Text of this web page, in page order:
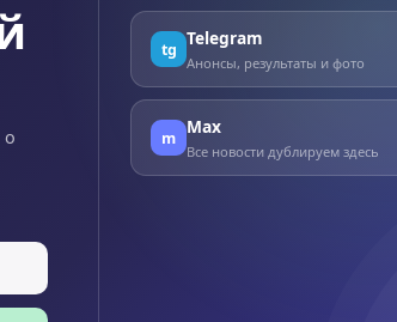
о
tg Telegram
Анонсы, результаты и фото
m Max
Все новости дублируем здесь